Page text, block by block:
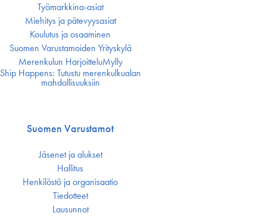
Työmarkkina-asiat
Miehitys ja pätevyys­asiat
Koulutus ja osaaminen
Suomen Varustamoiden Yrityskylä
Merenkulun HarjoitteluMylly
Ship Happens: Tutustu merenkulkualan
mahdollisuuksiin
Suomen Varustamot
Jäsenet ja alukset
Hallitus
Henkilöstö ja organisaatio
Tiedotteet
Lausunnot